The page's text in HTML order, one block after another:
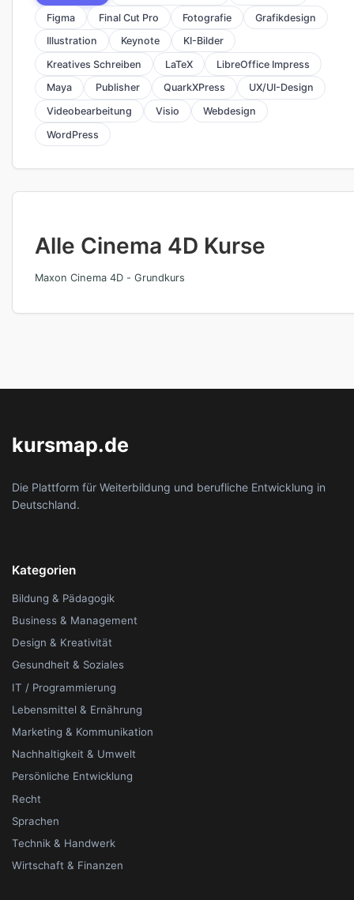
Figma
Final Cut Pro Fotografie
Grafikdesign
Illustration
Keynote
KI-Bilder
Kreatives Schreiben
LaTeX
LibreOffice Impress
Maya
Publisher QuarkXPress
UX/UI-Design
Videobearbeitung
Visio
Webdesign
WordPress
Alle Cinema 4D Kurse
Maxon Cinema 4D - Grundkurs
kursmap.de
Die Plattform für Weiterbildung und berufliche Entwicklung in
Deutschland.
Kategorien
Bildung & Pädagogik
Business & Management
Design & Kreativität
Gesundheit & Soziales
IT / Programmierung
Lebensmittel & Ernährung
Marketing & Kommunikation
Nachhaltigkeit & Umwelt
Persönliche Entwicklung
Recht
Sprachen
Technik & Handwerk
Wirtschaft & Finanzen